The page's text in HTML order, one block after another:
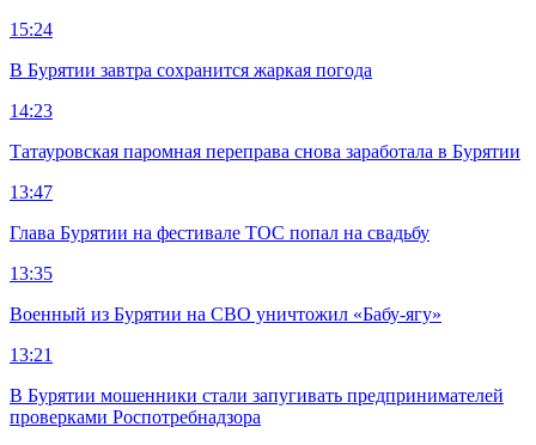
15:24
В Бурятии завтра сохранится жаркая погода
14:23
Татауровская паромная переправа снова заработала в Бурятии
13:47
Глава Бурятии на фестивале ТОС попал на свадьбу
13:35
Военный из Бурятии на СВО уничтожил «Бабу-ягу»
13:21
В Бурятии мошенники стали запугивать предпринимателей
проверками Роспотребнадзора